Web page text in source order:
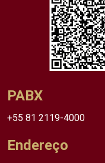
PABX
+55 81 2119-4000
Endereço